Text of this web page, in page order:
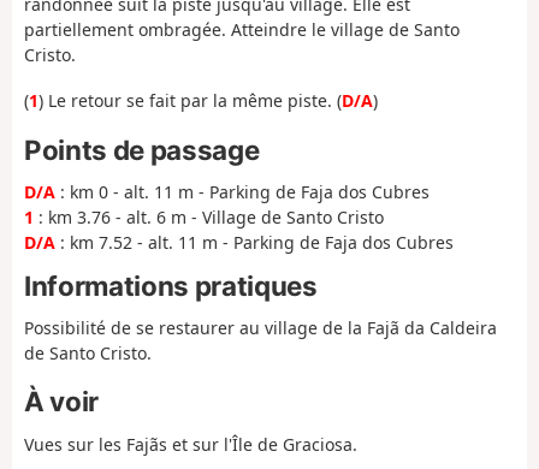
partiellement ombragée. Atteindre le village de Santo
Cristo.
(1) Le retour se fait par la même piste. (D/A)
Points de passage
D/A : km 0 - alt. 11 m - Parking de Faja dos Cubres
1 : km 3.76 - alt. 6 m - Village de Santo Cristo
D/A : km 7.52 - alt. 11 m - Parking de Faja dos Cubres
Informations pratiques
Possibilité de se restaurer au village de la Fajã da Caldeira
de Santo Cristo.
À voir
Vues sur les Fajãs et sur l'Île de Graciosa.